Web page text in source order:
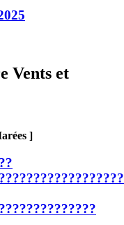
Vents et
]